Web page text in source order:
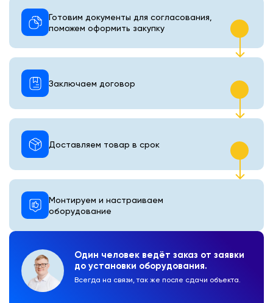
Один человек ведёт заказ от заявки
до установки оборудования.
Всегда на связи, так же после сдачи объекта.
Готовим документы для согласования,
поможем оформить закупку
Монтируем и настраиваем
оборудование
Доставляем товар в срок
Заключаем договор